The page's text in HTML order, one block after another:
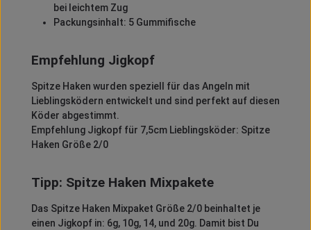
bei leichtem Zug
Packungsinhalt: 5 Gummifische
Empfehlung Jigkopf
Spitze Haken wurden speziell für das Angeln mit
Lieblingsködern entwickelt und sind perfekt auf diesen
Köder abgestimmt.
Empfehlung Jigkopf für 7,5cm Lieblingsköder: Spitze
Haken Größe 2/0
Tipp: Spitze Haken Mixpakete
Das Spitze Haken Mixpaket Größe 2/0 beinhaltet je
einen Jigkopf in: 6g, 10g, 14, und 20g. Damit bist Du